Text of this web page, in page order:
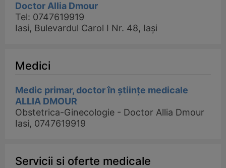
Doctor Allia Dmour
Tel: 0747619919
Iasi, Bulevardul Carol I Nr. 48, Iași
Medici
Medic primar, doctor în științe medicale
ALLIA DMOUR
Obstetrica-Ginecologie - Doctor Allia Dmour
Iasi, 0747619919
Servicii si oferte medicale